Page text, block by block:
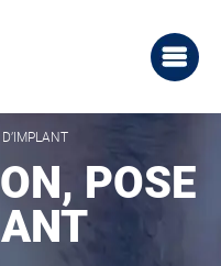
POSE